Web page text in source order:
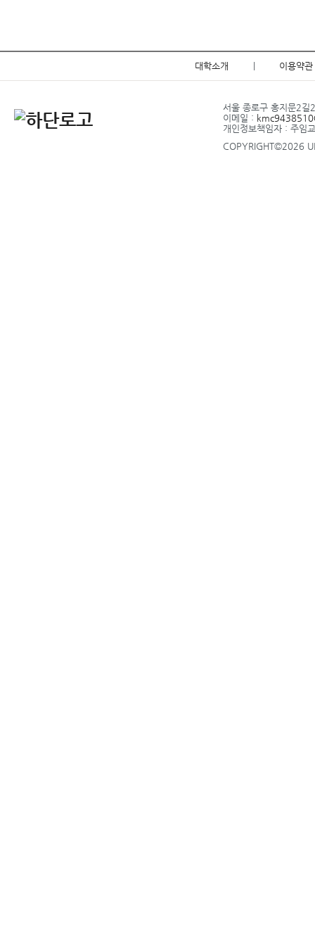
대학소개 이용약관
서울 종로구 홍지문
이메일 :
개인정보책임자 : 주
COPYRIGHT©2026